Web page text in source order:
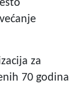
za
70 godina